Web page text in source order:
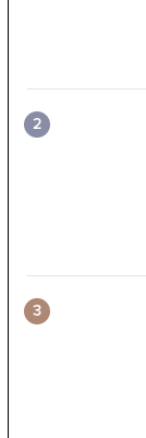
2
3